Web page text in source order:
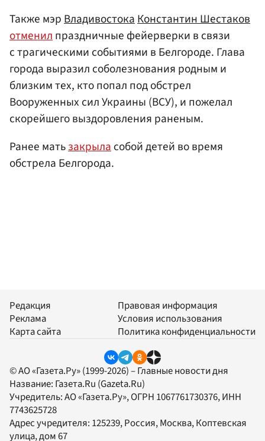
Также мэрВладивостокаКонстантин Шестаков
отменилпраздничные фейерверки в связи
с трагическими событиями в Белгороде. Глава
города выразил соболезнования родным и
близким тех, кто попал под обстрел
Вооруженных сил Украины (ВСУ), и пожелал
скорейшего выздоровления раненым.
Ранее матьзакрыласобой детей во время
обстрела Белгорода.
Редакция
Реклама
Карта сайта
Правовая информация
Условия использования
Политика конфиденциальности
© АО «Газета.Ру» (1999-2026) – Главные новости дня
Название: Газета.Ru (Gazeta.Ru)
Учредитель:АО «Газета.Ру», ОГРН 1067761730376, ИНН
7743625728
Адрес учредителя: 125239, Россия, Москва, Коптевская
улица, дом 67